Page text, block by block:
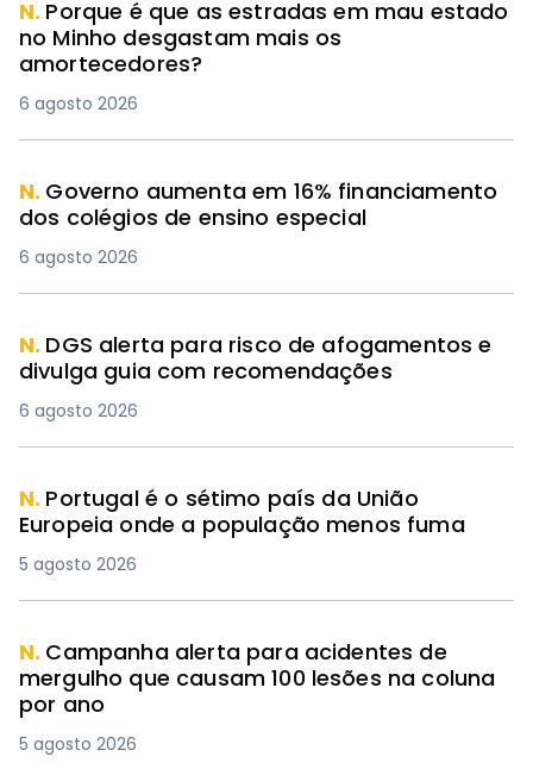
N. Porque é que as estradas em mau estado
no Minho desgastam mais os
amortecedores?
6 agosto 2026
N. Governo aumenta em 16% financiamento
dos colégios de ensino especial
6 agosto 2026
N. DGS alerta para risco de afogamentos e
divulga guia com recomendações
6 agosto 2026
N. Portugal é o sétimo país da União
Europeia onde a população menos fuma
5 agosto 2026
N. Campanha alerta para acidentes de
mergulho que causam 100 lesões na coluna
por ano
5 agosto 2026